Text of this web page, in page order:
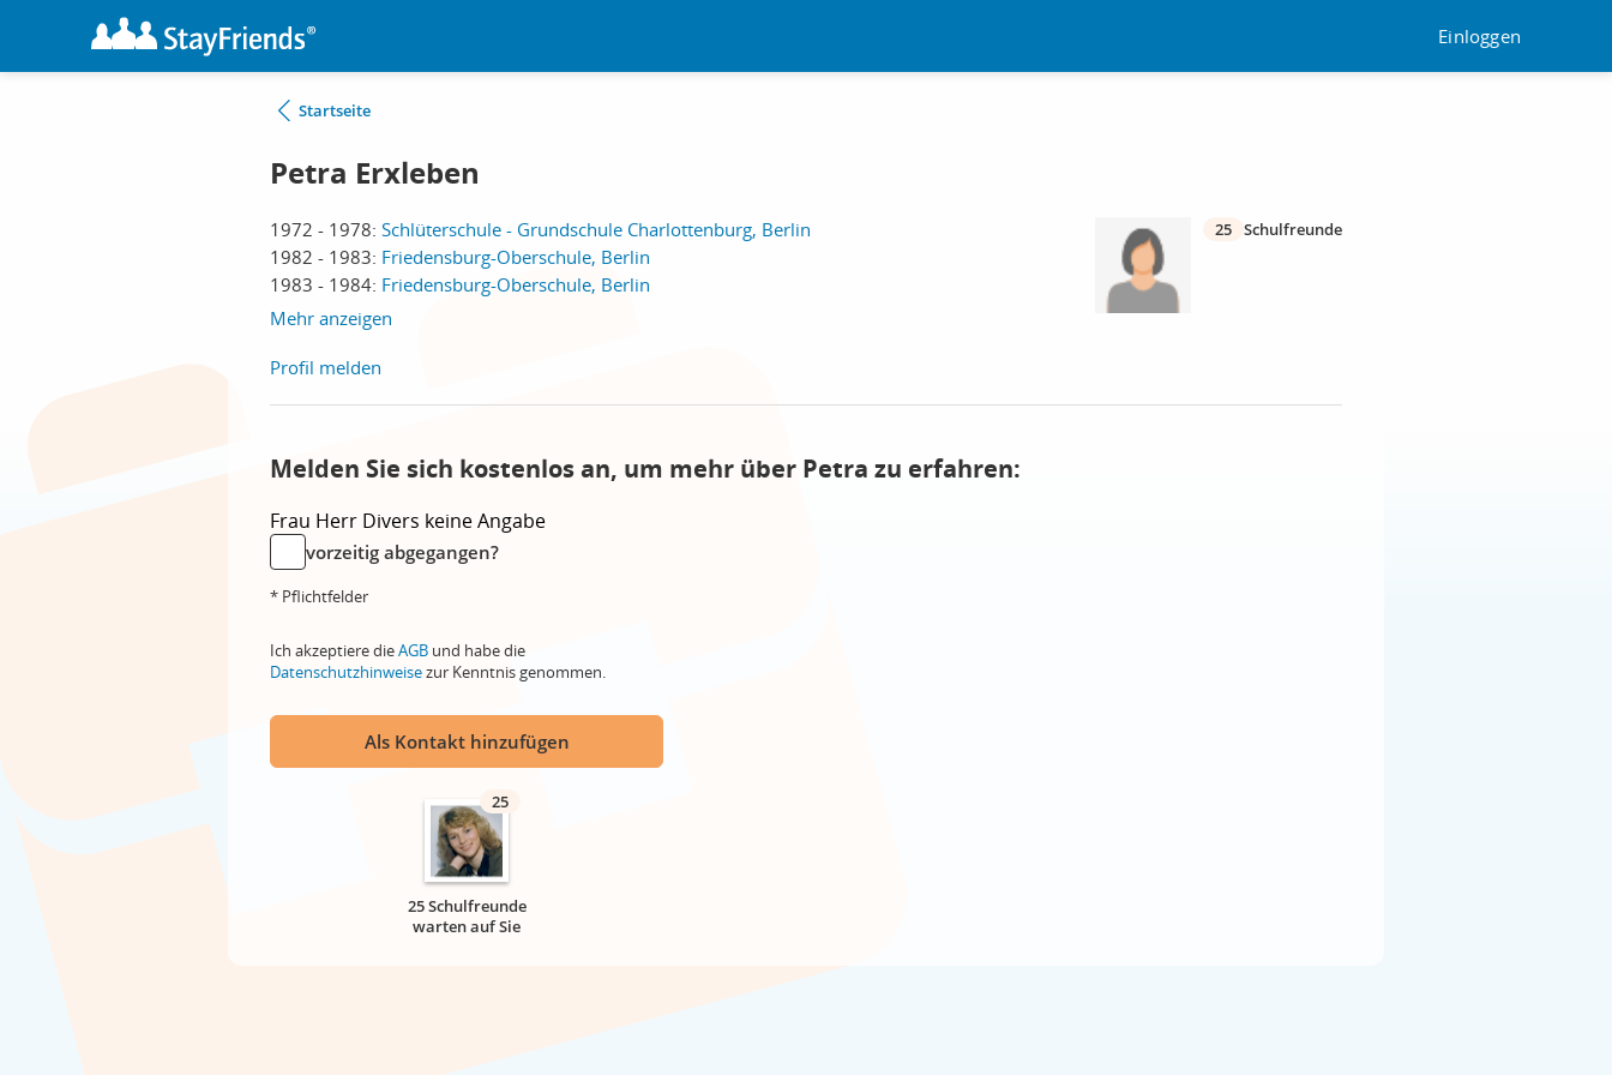
Einloggen
Startseite
Petra Erxleben
1972 - 1978: Schlüterschule - Grundschule Charlottenburg, Berlin
1982 - 1983: Friedensburg-Oberschule, Berlin
1983 - 1984: Friedensburg-Oberschule, Berlin
Mehr anzeigen
25 Schulfreunde
Profil melden
Melden Sie sich kostenlos an, um mehr über Petra zu erfahren:
Frau Herr Divers keine Angabe
vorzeitig abgegangen?
* Pflichtfelder
Ich akzeptiere dieAGB und habe die
Datenschutzhinweisezur Kenntnis genommen.
Als Kontakt hinzufügen
25
25 Schulfreunde
warten auf Sie